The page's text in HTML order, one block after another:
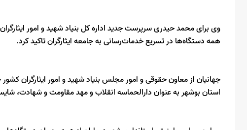
وی برای محمد حیدری سرپرست جدید اداره کل بنیاد شهید و امور
همه دستگاه‌ها در تسریع خدمات‌رسانی به جامعه ایثارگران تاکید کرد.
جهانیان از معاون حقوقی و امور مجلس بنیاد شهید و امور ایثارگران
استان بوشهر به عنوان دارالحماسه انقلاب و مهد مقاومت و شهادت،